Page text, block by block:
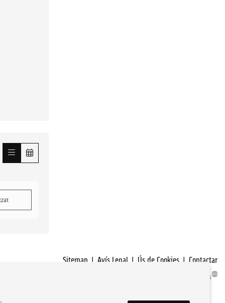
Sitemap | Avís Legal | Ús de Cookies | Contactar